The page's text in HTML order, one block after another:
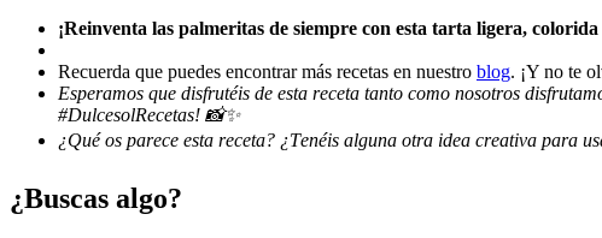
¡Reinventa las palmeritas de siempre con esta tarta ligera,
Recuerda que puedes encontrar más recetas en nuestro blog. ¡Y no te
Esperamos que disfrutéis de esta receta tanto como nosotros
#DulcesolRecetas! 📸✨
¿Qué os parece esta receta? ¿Tenéis alguna otra idea creativa para
¿Buscas algo?